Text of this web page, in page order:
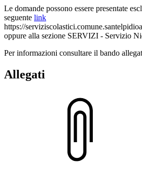
Le domande possono essere presentate
seguente link
https://
oppure alla sezione SERVIZI - Servizio
Per informazioni consultare il bando
Allegati